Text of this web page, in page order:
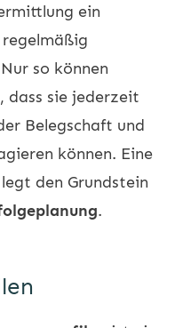
ein
so können
dass sie jederzeit
Belegschaft und
können. Eine
den Grundstein
.